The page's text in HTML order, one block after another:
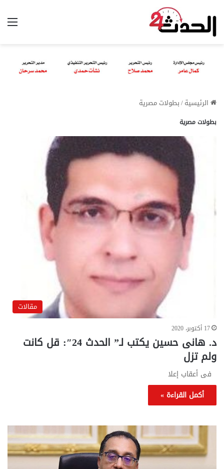
الرئيسية/بطولات مصرية
بطولات مصرية
مقالات
17 أكتوبر، 2020
د. هانى حسين يكتب لـ” الحدث 24″: قل كانت
ولم تزل
فى أعقاب إعلا
أكمل القراءة »
تحركات
حكومية
لحسم
قانون
..